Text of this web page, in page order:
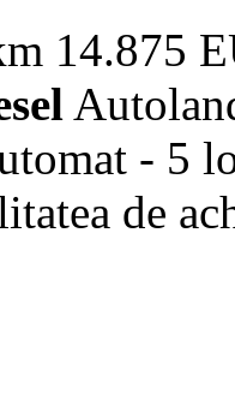
14.875
- 5
de